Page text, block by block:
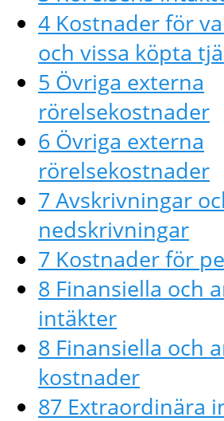
4 Kostnader för
och vissa köpta
5 Övriga externa
rörelsekostnader
6 Övriga externa
rörelsekostnader
7 Avskrivningar
nedskrivningar
7 Kostnader för
8 Finansiella och
intäkter
8 Finansiella och
kostnader
87 Extraordinära